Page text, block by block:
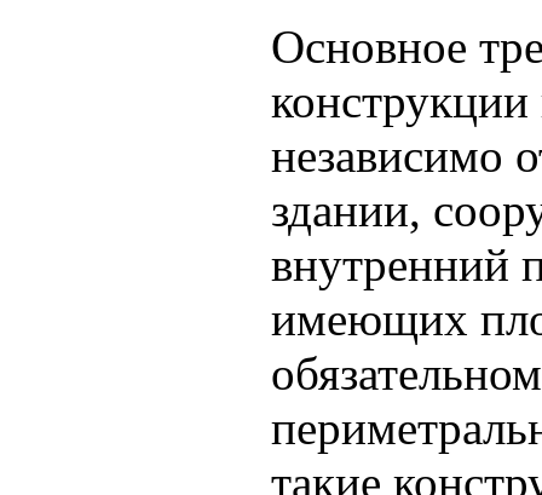
Основное
независимо
здании,
внутренний
имеющих
такие